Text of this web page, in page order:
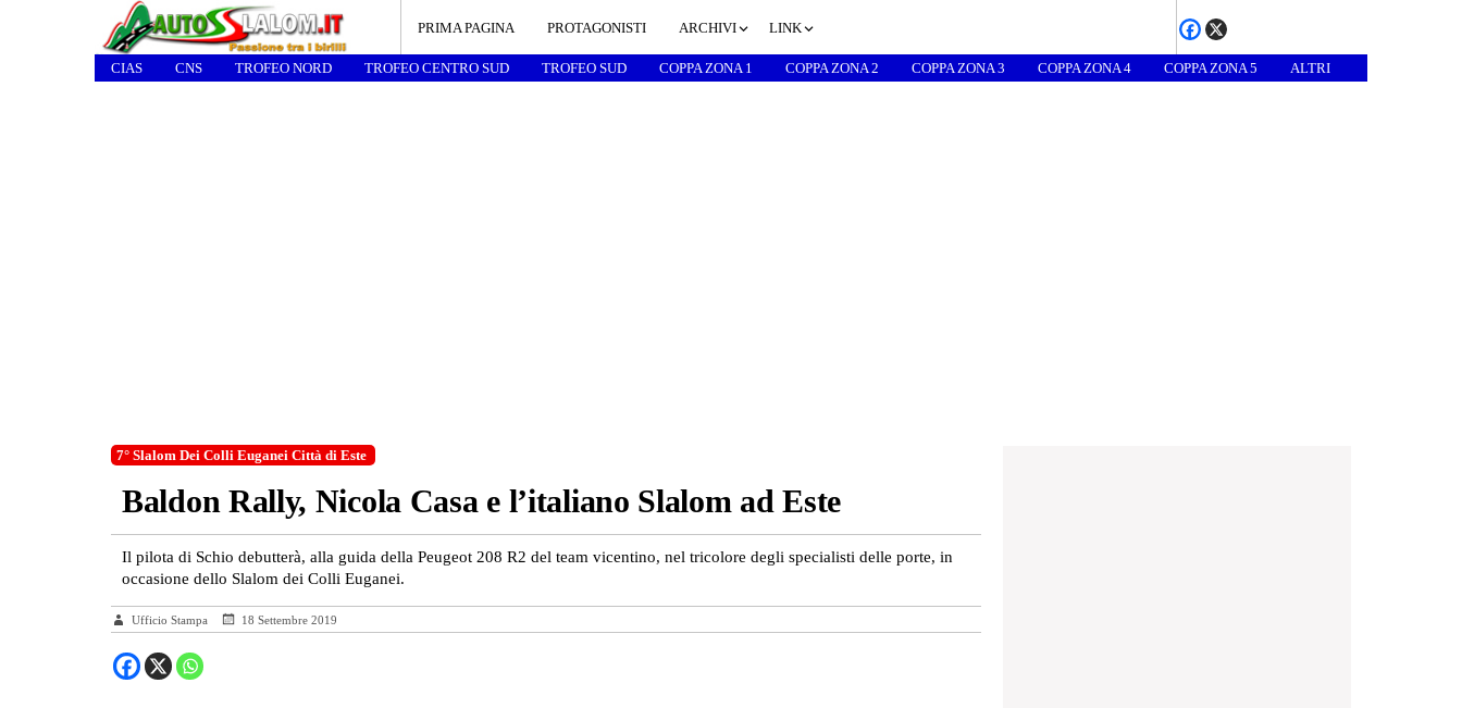
PRIMA PAGINA PROTAGONISTI ARCHIVI LINK
CIAS CNS TROFEO NORD TROFEO CENTRO SUD TROFEO SUD COPPA ZONA 1 COPPA ZONA 2 COPPA ZONA 3 COPPA ZONA 4 COPPA ZONA 5 ALTRI
7° Slalom Dei Colli Euganei Città di Este
Baldon Rally, Nicola Casa e l’italiano Slalom ad Este
Il pilota di Schio debutterà, alla guida della Peugeot 208 R2 del team vicentino, nel tricolore degli specialisti delle porte, in
occasione dello Slalom dei Colli Euganei.
Ufficio Stampa 18 Settembre 2019